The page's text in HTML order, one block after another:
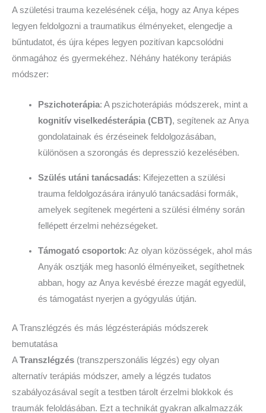
A születési trauma kezelésének célja, hogy az Anya képes
legyen feldolgozni a traumatikus élményeket, elengedje a
bűntudatot, és újra képes legyen pozitívan kapcsolódni
önmagához és gyermekéhez. Néhány hatékony terápiás
módszer:
Pszichoterápia: A pszichoterápiás módszerek, mint a
kognitív viselkedésterápia (CBT), segítenek az Anya
gondolatainak és érzéseinek feldolgozásában,
különösen a szorongás és depresszió kezelésében.
Szülés utáni tanácsadás: Kifejezetten a szülési
trauma feldolgozására irányuló tanácsadási formák,
amelyek segítenek megérteni a szülési élmény során
fellépett érzelmi nehézségeket.
Támogató csoportok: Az olyan közösségek, ahol más
Anyák osztják meg hasonló élményeiket, segíthetnek
abban, hogy az Anya kevésbé érezze magát egyedül,
és támogatást nyerjen a gyógyulás útján.
A Transzlégzés és más légzésterápiás módszerek
bemutatása
ATranszlégzés (transzperszonális légzés) egy olyan
alternatív terápiás módszer, amely a légzés tudatos
szabályozásával segít a testben tárolt érzelmi blokkok és
traumák feloldásában. Ezt a technikát gyakran alkalmazzák